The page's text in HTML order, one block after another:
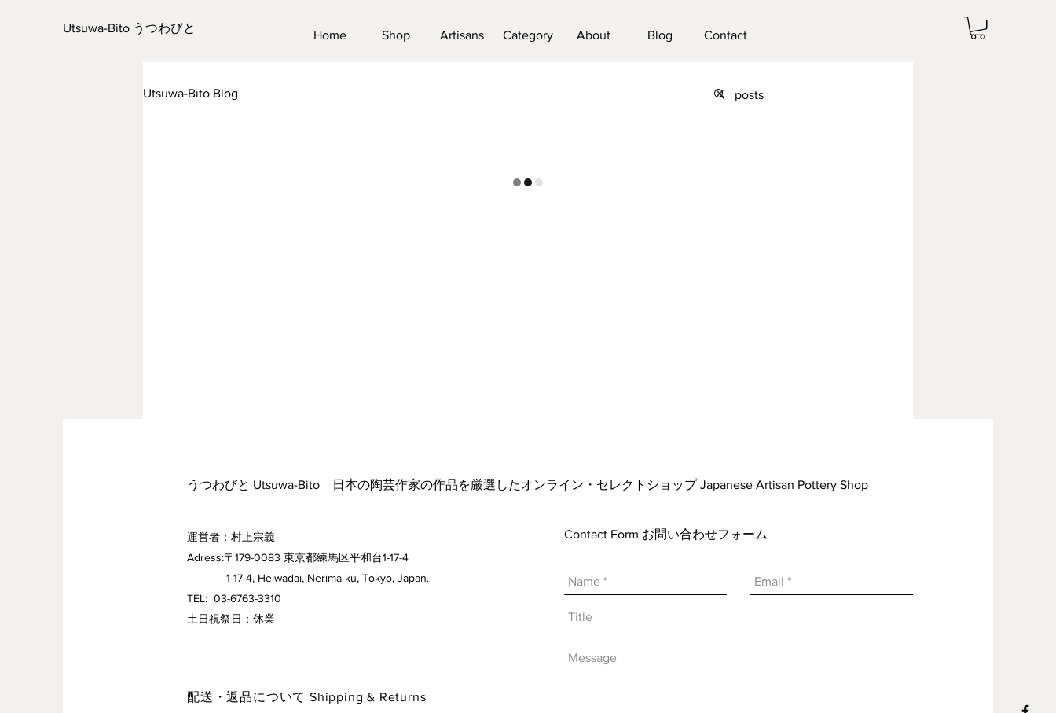
Utsuwa-Bito うつわびと
Home Shop Artisans Category About Blog Contact
Utsuwa-Bito Blog
うつわびと Utsuwa-Bito 日本の陶芸作家の作品を厳選したオンライン・セレクトショップ Japanese Artisan Pottery Shop
運営者：村上宗義
Adress:〒179-0083 東京都練馬区平和台1-17-4
1-17-4, Heiwadai, Nerima-ku, Tokyo, Japan.
TEL: 03-6763-3310
​土日祝祭日：休業
配送・返品について Shipping & Returns
Contact Form お問い合わせフォーム